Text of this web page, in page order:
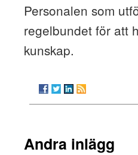
Personalen som
regelbundet för att
kunskap.
Andra inlägg